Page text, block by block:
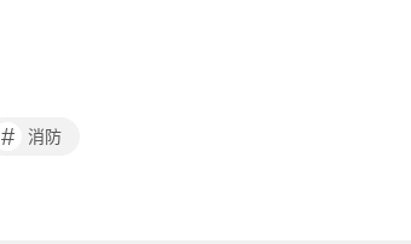
# 消防